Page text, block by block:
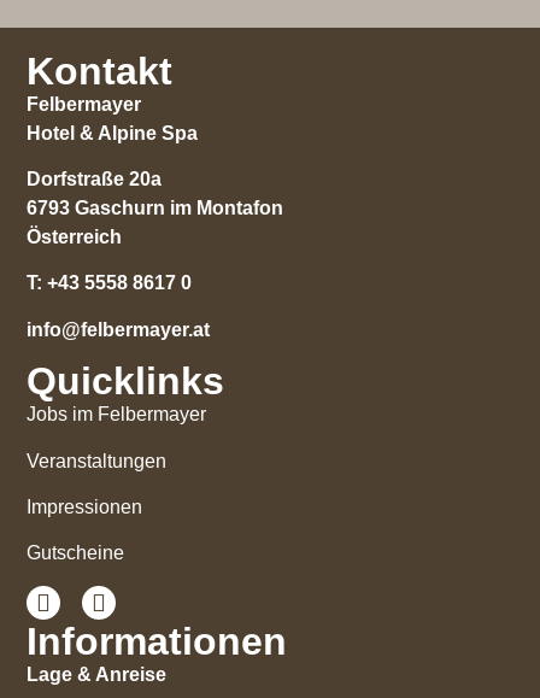
Kontakt
Felbermayer
Hotel & Alpine Spa
Dorfstraße 20a
6793 Gaschurn im Montafon
Österreich
T:+43 5558 8617 0
info@felbermayer.at
Quicklinks
Jobs im Felbermayer
Veranstaltungen
Impressionen
Gutscheine
Informationen
Lage & Anreise